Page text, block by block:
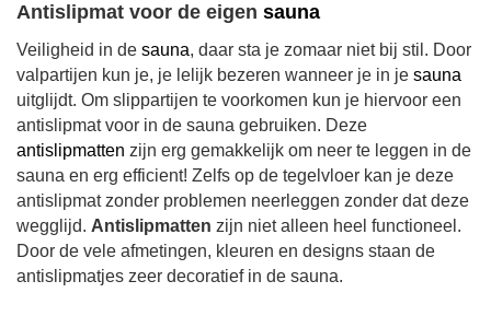
Antislipmat voor de eigen sauna
Veiligheid in de sauna, daar sta je zomaar niet bij stil. Door
valpartijen kun je, je lelijk bezeren wanneer je in je sauna
uitglijdt. Om slippartijen te voorkomen kun je hiervoor een
antislipmat voor in de sauna gebruiken. Deze
antislipmatten zijn erg gemakkelijk om neer te leggen in de
sauna en erg efficient! Zelfs op de tegelvloer kan je deze
antislipmat zonder problemen neerleggen zonder dat deze
wegglijd. Antislipmatten zijn niet alleen heel functioneel.
Door de vele afmetingen, kleuren en designs staan de
antislipmatjes zeer decoratief in de sauna.